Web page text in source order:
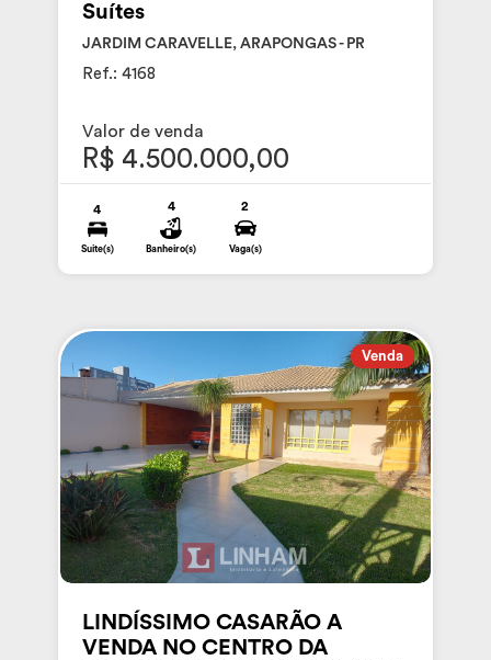
Suítes
JARDIM CARAVELLE, ARAPONGAS - PR
Ref.: 4168
Valor de venda
R$ 4.500.000,00
4
Suite(s)
4
Banheiro(s)
2
Vaga(s)
Venda
LINDÍSSIMO CASARÃO A
VENDA NO CENTRO DA